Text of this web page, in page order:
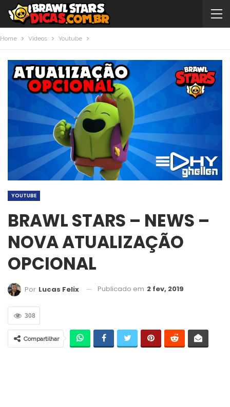
Home Videos Youtube
YOUTUBE
BRAWL STARS – NEWS –
NOVA ATUALIZAÇÃO
OPCIONAL
Por Lucas Felix Publicado em 2 fev, 2019
308
Compartilhar